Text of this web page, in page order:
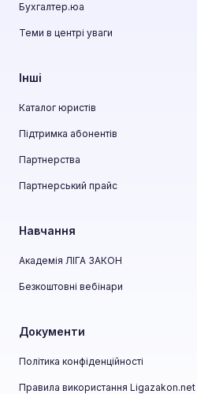
Бухгалтер.юа
Теми в центрі уваги
Інші
Каталог юристів
Підтримка абонентів
Партнерства
Партнерський прайс
Навчання
Академія ЛІГА ЗАКОН
Безкоштовні вебінари
Документи
Політика конфіденційності
Правила використання Ligazakon.net